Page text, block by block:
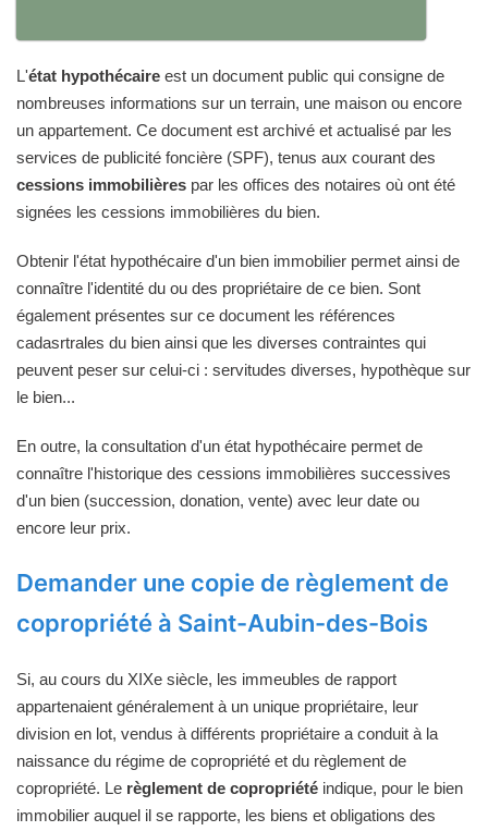
L'état hypothécaire est un document public qui consigne de
nombreuses informations sur un terrain, une maison ou encore
un appartement. Ce document est archivé et actualisé par les
services de publicité foncière (SPF), tenus aux courant des
cessions immobilières par les offices des notaires où ont été
signées les cessions immobilières du bien.
Obtenir l'état hypothécaire d'un bien immobilier permet ainsi de
connaître l'identité du ou des propriétaire de ce bien. Sont
également présentes sur ce document les références
cadasrtrales du bien ainsi que les diverses contraintes qui
peuvent peser sur celui-ci : servitudes diverses, hypothèque sur
le bien...
En outre, la consultation d'un état hypothécaire permet de
connaître l'historique des cessions immobilières successives
d'un bien (succession, donation, vente) avec leur date ou
encore leur prix.
Demander une copie de règlement de
copropriété à Saint-Aubin-des-Bois
Si, au cours du XIXe siècle, les immeubles de rapport
appartenaient généralement à un unique propriétaire, leur
division en lot, vendus à différents propriétaire a conduit à la
naissance du régime de copropriété et du règlement de
copropriété. Le règlement de copropriété indique, pour le bien
immobilier auquel il se rapporte, les biens et obligations des